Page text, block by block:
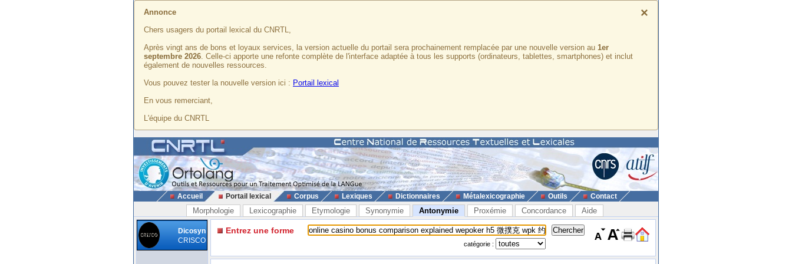
×
Annonce
Chers usagers du portail lexical du CNRTL,
Après vingt ans de bons et loyaux services, la version actuelle du portail sera prochainement remplacée par une nouvelle version au 1er
septembre 2026. Celle-ci apporte une refonte complète de l'interface adaptée à tous les supports (ordinateurs, tablettes, smartphones) et inclut
également de nouvelles ressources.
Vous pouvez tester la nouvelle version ici : Portail lexical
En vous remerciant,
L'équipe du CNRTL
Accueil Portail lexical Corpus Lexiques Dictionnaires Métalexicographie Outils Contact
Morphologie Lexicographie Etymologie Synonymie Antonymie Proxémie Concordance Aide
Dicosyn
CRISCO
Entrez une forme
catégorie :